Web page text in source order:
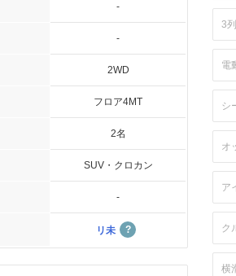
-
-
2WD
フロア4MT
2名
SUV・クロカン
-
リ未
3
電
シ
オ
ア
ク
横